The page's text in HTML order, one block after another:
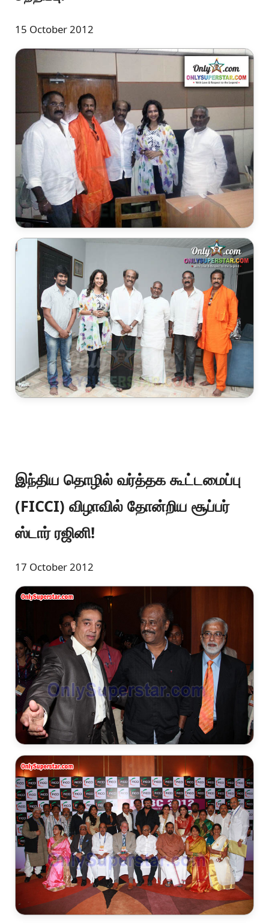
15 October 2012
இந்திய தொழில் வர்த்தக கூட்டமைப்பு
(FICCI) விழாவில் தோன்றிய சூப்பர்
ஸ்டார் ரஜினி!
17 October 2012